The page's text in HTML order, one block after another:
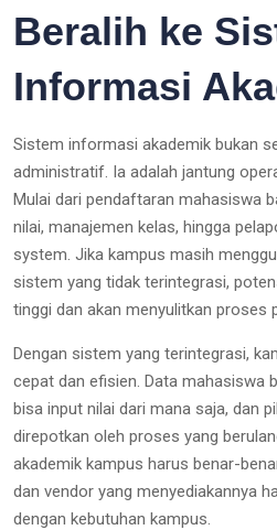
Beralih ke
Informasi
Sistem informasi akademik bukan
administratif. Ia adalah jantung
Mulai dari pendaftaran mahasiswa
nilai, manajemen kelas, hingga
system. Jika kampus masih
sistem yang tidak terintegrasi,
tinggi dan akan menyulitkan proses
Dengan sistem yang terintegrasi,
cepat dan efisien. Data mahasiswa
bisa input nilai dari mana saja, dan
direpotkan oleh proses yang
akademik kampus harus benar-
dan vendor yang menyediakannya
dengan kebutuhan kampus.